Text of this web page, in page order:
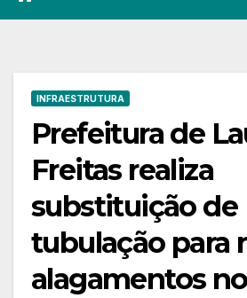
INFRAESTRUTURA
Prefeitura de
Freitas realiza
substituição de
tubulação para
alagamentos